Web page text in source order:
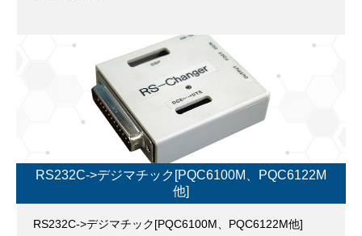
RS232C->デジマチック[PQC6100M、PQC6122M
他]
RS232C->デジマチック[PQC6100M、PQC6122M他]